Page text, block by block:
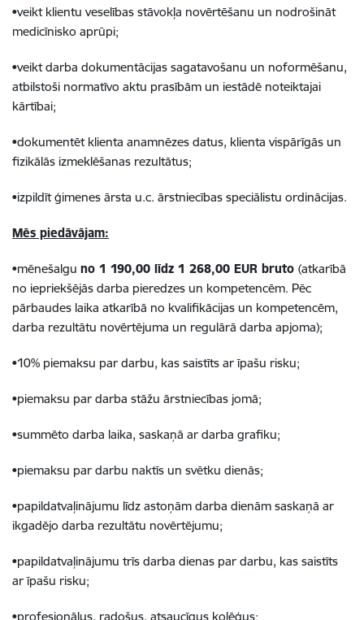
•veikt klientu veselības stāvokļa novērtēšanu un nodrošināt
medicīnisko aprūpi;
•veikt darba dokumentācijas sagatavošanu un noformēšanu,
atbilstoši normatīvo aktu prasībām un iestādē noteiktajai
kārtībai;
•dokumentēt klienta anamnēzes datus, klienta vispārīgās un
fizikālās izmeklēšanas rezultātus;
•izpildīt ģimenes ārsta u.c. ārstniecības speciālistu ordinācijas.
Mēs piedāvājam:
•mēnešalgu no 1 190,00 līdz 1 268,00 EUR bruto (atkarībā
no iepriekšējās darba pieredzes un kompetencēm. Pēc
pārbaudes laika atkarībā no kvalifikācijas un kompetencēm,
darba rezultātu novērtējuma un regulārā darba apjoma);
•10% piemaksu par darbu, kas saistīts ar īpašu risku;
•piemaksu par darba stāžu ārstniecības jomā;
•summēto darba laika, saskaņā ar darba grafiku;
•piemaksu par darbu naktīs un svētku dienās;
•papildatvaļinājumu līdz astoņām darba dienām saskaņā ar
ikgadējo darba rezultātu novērtējumu;
•papildatvaļinājumu trīs darba dienas par darbu, kas saistīts
ar īpašu risku;
•profesionālus, radošus, atsaucīgus kolēģus;